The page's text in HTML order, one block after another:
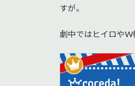
すが。
劇中ではヒイロやW